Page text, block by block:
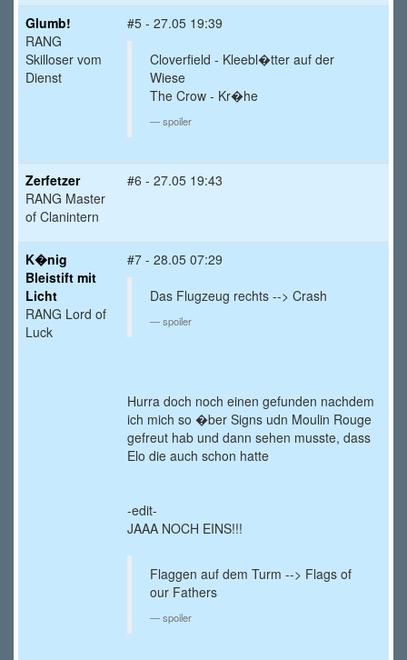
Glumb!
RANG
Skilloser vom
Dienst
#5 - 27.05 19:39
Cloverfield - Kleebl�tter auf der
Wiese
The Crow - Kr�he
spoiler
Zerfetzer
RANG Master
of Clanintern
#6 - 27.05 19:43
K�nig
Bleistift mit
Licht
RANG Lord of
Luck
#7 - 28.05 07:29
Das Flugzeug rechts --> Crash
spoiler
Hurra doch noch einen gefunden nachdem
ich mich so �ber Signs udn Moulin Rouge
gefreut hab und dann sehen musste, dass
Elo die auch schon hatte
-edit-
JAAA NOCH EINS!!!
Flaggen auf dem Turm --> Flags of
our Fathers
spoiler